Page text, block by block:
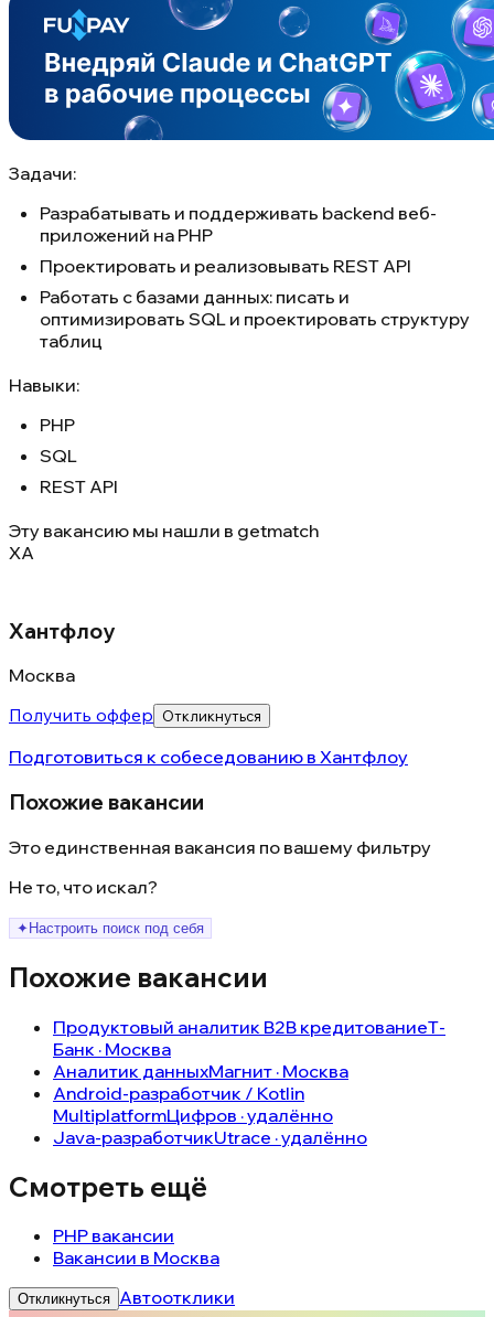
Задачи:
Разрабатывать и поддерживать backend веб-
приложений на PHP
Проектировать и реализовывать REST API
Работать с базами данных: писать и
оптимизировать SQL и проектировать структуру
таблиц
Навыки:
PHP
SQL
REST API
Эту вакансию мы нашли в getmatch
ХА
Хантфлоу
Москва
Получить оффер
Откликнуться
Подготовиться к собеседованию в Хантфлоу
Похожие вакансии
Это единственная вакансия по вашему фильтру
Не то, что искал?
✦ Настроить поиск под себя
Похожие вакансии
Продуктовый аналитик B2B кредитованиеТ-
Банк · Москва
Аналитик данныхМагнит · Москва
Android-разработчик / Kotlin
MultiplatformЦифров · удалённо
Java-разработчикUtrace · удалённо
Смотреть ещё
PHP вакансии
Вакансии в Москва
Откликнуться Автоотклики